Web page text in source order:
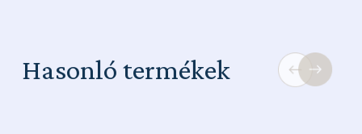
Hasonló termékek